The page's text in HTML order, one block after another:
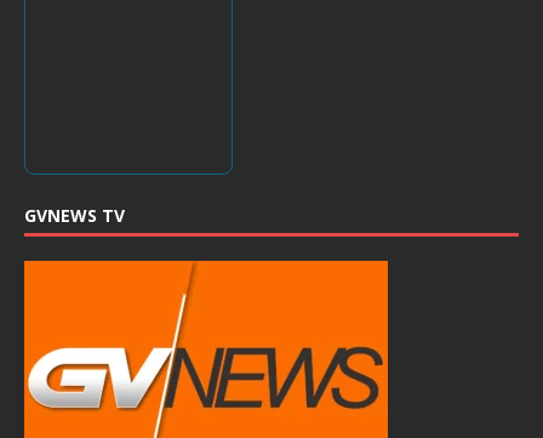
GVNEWS TV